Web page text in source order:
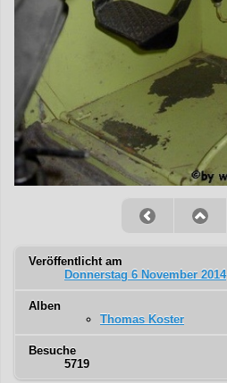
Veröffentlicht am
Donnerstag 6 November 2014
Alben
Thomas Koster
Besuche
5719